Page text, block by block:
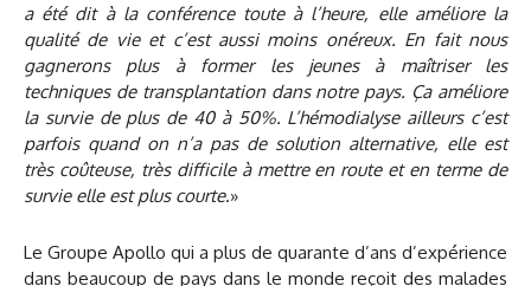
a été dit à la conférence toute à l’heure, elle améliore la
qualité de vie et c’est aussi moins onéreux. En fait nous
gagnerons plus à former les jeunes à maîtriser les
techniques de transplantation dans notre pays. Ça améliore
la survie de plus de 40 à 50%. L’hémodialyse ailleurs c’est
parfois quand on n’a pas de solution alternative, elle est
très coûteuse, très difficile à mettre en route et en terme de
survie elle est plus courte.»
Le Groupe Apollo qui a plus de quarante d’ans d’expérience
dans beaucoup de pays dans le monde reçoit des malades